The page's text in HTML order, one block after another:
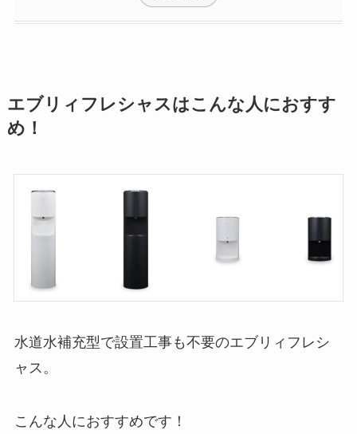
エブリィフレシャスはこんな人におすす
め！
水道水補充型で設置工事も不要のエブリィフレシ
ャス。
こんな人におすすめです！